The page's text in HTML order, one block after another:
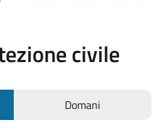
civile
Domani